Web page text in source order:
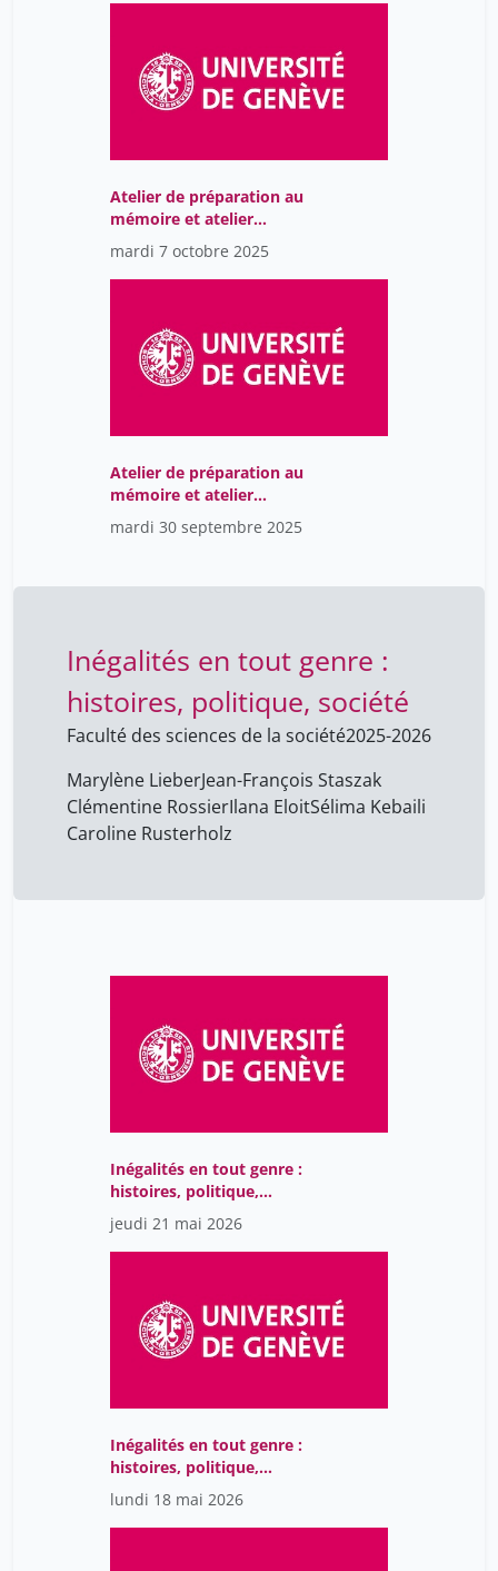
Atelier de préparation au
mémoire et atelier
d'intervention
professionnelle
mardi 7 octobre 2025
Atelier de préparation au
mémoire et atelier
d'intervention
professionnelle
mardi 30 septembre 2025
Inégalités en tout genre :
histoires, politique, société
Faculté des sciences de la société2025-2026
Marylène LieberJean-François Staszak
Clémentine RossierIlana EloitSélima Kebaili
Caroline Rusterholz
Inégalités en tout genre :
histoires, politique,
société
jeudi 21 mai 2026
Inégalités en tout genre :
histoires, politique,
société
lundi 18 mai 2026